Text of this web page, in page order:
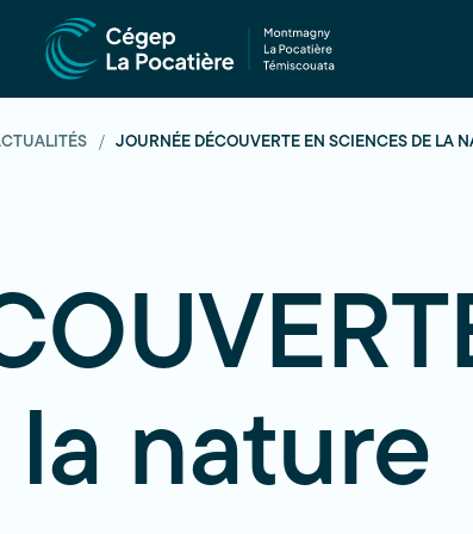
JOURNÉE DÉCOUVERTE EN SCIENCES DE LA
nature